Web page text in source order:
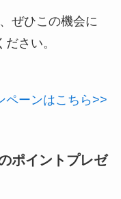
ぜひこの機会に
さい。
ペーンはこちら>>
ポイントプレゼ